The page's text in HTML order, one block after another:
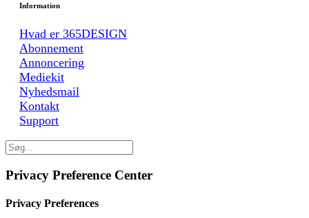
Information
Hvad er 365DESIGN
Abonnement
Annoncering
Mediekit
Nyhedsmail
Kontakt
Support
Privacy Preference Center
Privacy Preferences